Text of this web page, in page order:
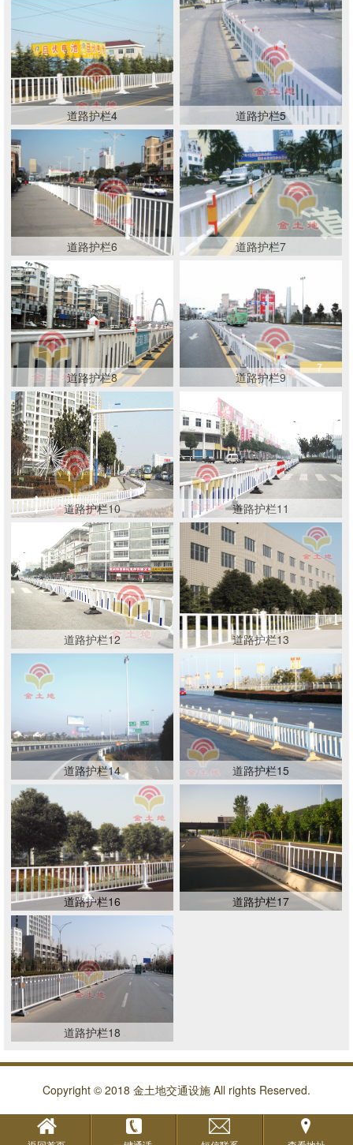
道路护栏4 道路护栏5
道路护栏6 道路护栏7
道路护栏8 道路护栏9
道路护栏10 道路护栏11
道路护栏12 道路护栏13
道路护栏14 道路护栏15
道路护栏16 道路护栏17
道路护栏18
Copyright © 2018 金土地交通设施 All rights Reserved.